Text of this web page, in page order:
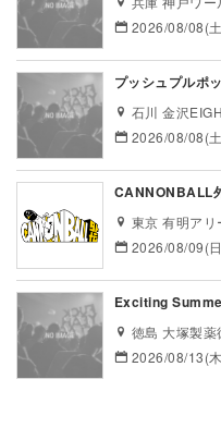
2026/08/08(
プッシュプルポ
石川 金沢
2026/08/08(
CANNONBALL
東京 有明アリ
2026/08/09(
Exciting
徳島 大塚製
2026/08/13(